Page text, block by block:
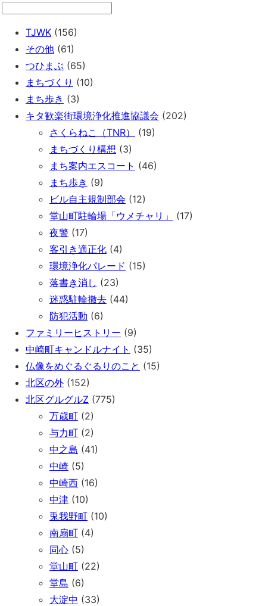
TJWK (156)
その他 (61)
つひまぶ (65)
まちづくり (10)
まち歩き (3)
キタ歓楽街環境浄化推進協議会 (202)
さくらねこ（TNR）
(19)
まちづくり構想 (3)
まち案内エスコート (46)
まち歩き (9)
ビル自主規制部会 (12)
堂山町駐輪場「ウメチャリ」
(17)
夜警 (17)
客引き適正化 (4)
環境浄化パレード (15)
落書き消し (23)
迷惑駐輪撤去 (44)
防犯活動 (6)
ファミリーヒストリー (9)
中崎町キャンドルナイト (35)
仏像をめぐるぐるりのこと (15)
北区の外 (152)
北区グルグルZ (775)
万歳町 (2)
与力町 (2)
中之島 (41)
中崎 (5)
中崎西 (16)
中津 (10)
兎我野町 (10)
南扇町 (4)
同心 (5)
堂山町 (22)
堂島 (6)
大淀中 (33)